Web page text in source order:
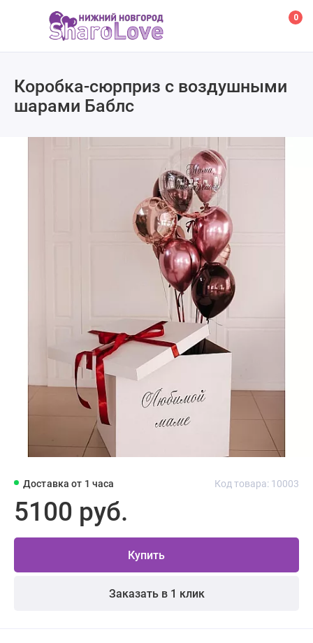
0
Коробка-сюрприз с воздушными
шарами Баблс
Доставка от 1 часа Код товара: 10003
5100 руб.
Купить
Заказать в 1 клик